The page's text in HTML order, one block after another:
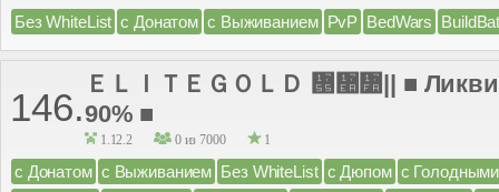
Без WhiteList с Донатом с Выживанием PvP BedWars
146.
ＥＬＩＴＥＧＯＬＤ ᝕៪៺|| ■
90% ■
1.12.2 0 из 7000 1
с Донатом с Выживанием Без WhiteList с Дюпом с